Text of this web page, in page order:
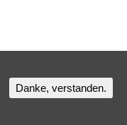
Danke, verstanden.